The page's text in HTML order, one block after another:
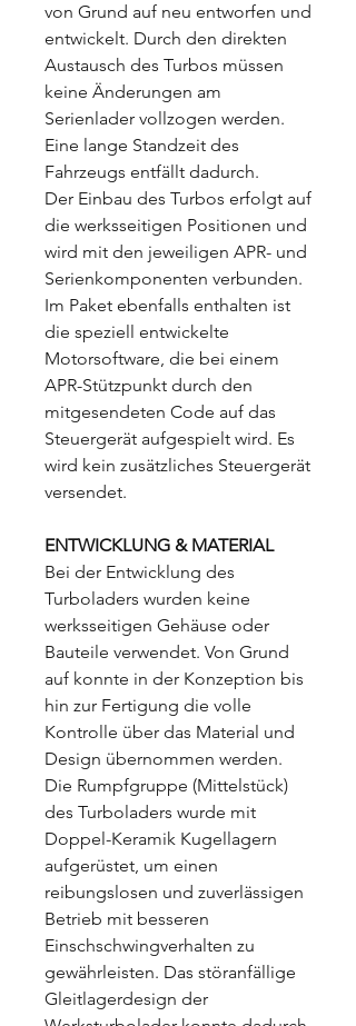
von Grund auf neu entworfen und
entwickelt. Durch den direkten
Austausch des Turbos müssen
keine Änderungen am
Serienlader vollzogen werden.
Eine lange Standzeit des
Fahrzeugs entfällt dadurch.
Der Einbau des Turbos erfolgt auf
die werksseitigen Positionen und
wird mit den jeweiligen APR- und
Serienkomponenten verbunden.
Im Paket ebenfalls enthalten ist
die speziell entwickelte
Motorsoftware, die bei einem
APR-Stützpunkt durch den
mitgesendeten Code auf das
Steuergerät aufgespielt wird. Es
wird kein zusätzliches Steuergerät
versendet.
ENTWICKLUNG & MATERIAL
Bei der Entwicklung des
Turboladers wurden keine
werksseitigen Gehäuse oder
Bauteile verwendet. Von Grund
auf konnte in der Konzeption bis
hin zur Fertigung die volle
Kontrolle über das Material und
Design übernommen werden.
Die Rumpfgruppe (Mittelstück)
des Turboladers wurde mit
Doppel-Keramik Kugellagern
aufgerüstet, um einen
reibungslosen und zuverlässigen
Betrieb mit besseren
Einschschwingverhalten zu
gewährleisten. Das störanfällige
Gleitlagerdesign der